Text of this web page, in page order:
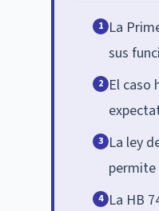
1 La
sus
2 El caso
3 La ley
permite
4 La HB